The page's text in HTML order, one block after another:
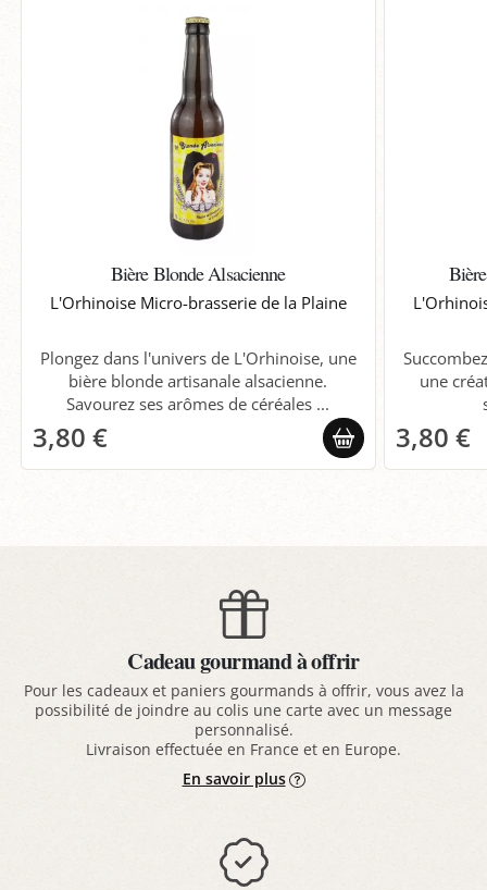
Bière Blonde Alsacienne
L'Orhinoise Micro-brasserie de la Plaine
Plongez dans l'univers de L'Orhinoise, une
bière blonde artisanale alsacienne.
Savourez ses arômes de céréales ...
3,80 €
une
3,80 €
Cadeau gourmand à offrir
Pour les cadeaux et paniers gourmands à offrir, vous avez la
possibilité de joindre au colis une carte avec un message
personnalisé.
Livraison effectuée en France et en Europe.
En savoir plus